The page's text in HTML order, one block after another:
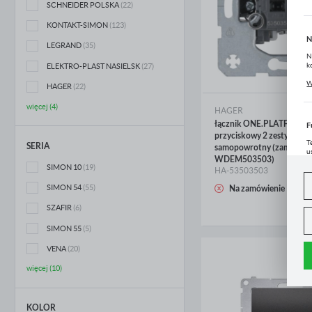
Zestawy instalacyjne siłowe
Kable HDMI i USB
SCHNEIDER POLSKA (22)
KONTAKT-SIMON (123)
LEGRAND (35)
ELEKTRO-PLAST NASIELSK (27)
HAGER (22)
więcej (4)
SERIA
SIMON 10 (19)
SIMON 54 (55)
SZAFIR (6)
SIMON 55 (5)
VENA (20)
więcej (10)
KOLOR
HAGER
łącznik ONE.PLATFORM
przyciskowy 2 zestyki
samopowrotny
WDEM503503)
HA-53503503
Na zamówienie
WIĘCEJ